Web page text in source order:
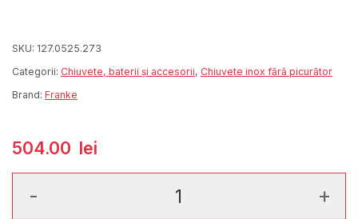
SKU: 127.0525.273
Categorii: Chiuvete, baterii și accesorii, Chiuvete inox fără picurător
Brand: Franke
504.00 lei